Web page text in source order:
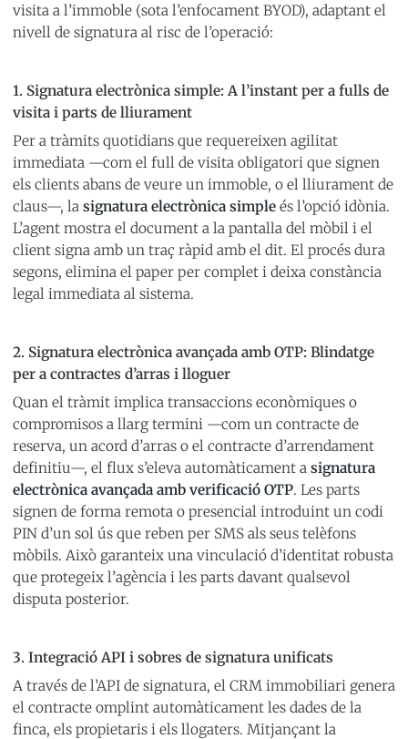
visita a l’immoble (sota l’enfocament BYOD), adaptant el
nivell de signatura al risc de l’operació:
1. Signatura electrònica simple: A l’instant per a fulls de
visita i parts de lliurament
Per a tràmits quotidians que requereixen agilitat
immediata —com el full de visita obligatori que signen
els clients abans de veure un immoble, o el lliurament de
claus—, la signatura electrònica simple és l’opció idònia.
L’agent mostra el document a la pantalla del mòbil i el
client signa amb un traç ràpid amb el dit. El procés dura
segons, elimina el paper per complet i deixa constància
legal immediata al sistema.
2. Signatura electrònica avançada amb OTP: Blindatge
per a contractes d’arras i lloguer
Quan el tràmit implica transaccions econòmiques o
compromisos a llarg termini —com un contracte de
reserva, un acord d’arras o el contracte d’arrendament
definitiu—, el flux s’eleva automàticament a signatura
electrònica avançada amb verificació OTP. Les parts
signen de forma remota o presencial introduint un codi
PIN d’un sol ús que reben per SMS als seus telèfons
mòbils. Això garanteix una vinculació d’identitat robusta
que protegeix l’agència i les parts davant qualsevol
disputa posterior.
3. Integració API i sobres de signatura unificats
A través de l’API de signatura, el CRM immobiliari genera
el contracte omplint automàticament les dades de la
finca, els propietaris i els llogaters. Mitjançant la